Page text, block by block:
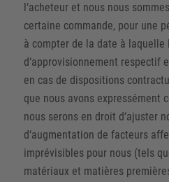
l‘acheteur et nous nous
certaine commande, pour une
à compter de la date à laquelle
d‘approvisionnement respectif
en cas de dispositions
que nous avons expressément
nous serons en droit d‘ajuster
d‘augmentation de facteurs
imprévisibles pour nous (tels
matériaux et matières